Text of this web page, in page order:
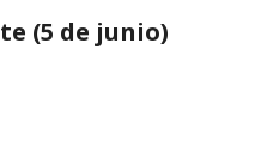
(5 de junio)